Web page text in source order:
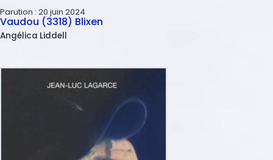
Parution : 20 juin 2024
Vaudou (3318) Blixen
Angélica Liddell